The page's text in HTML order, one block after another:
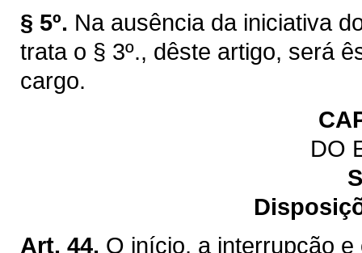
§ 5º. Na ausência da iniciativa
trata o § 3º., dêste artigo, será
cargo.
DO
Art. 44. O início, a interrupção